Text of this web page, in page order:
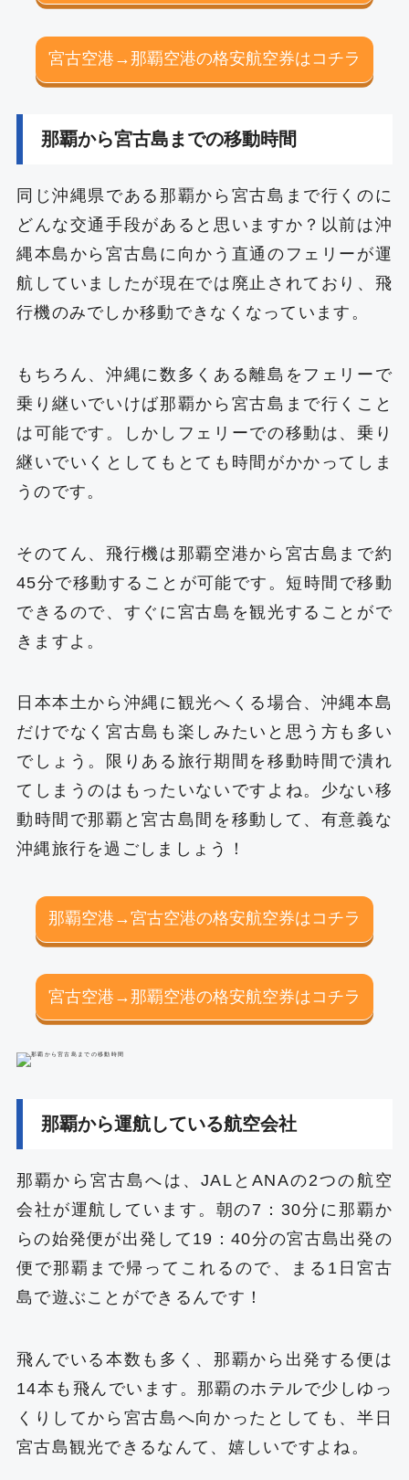
宮古空港→那覇空港の格安航空券はコチラ
那覇から宮古島までの移動時間
同じ沖縄県である那覇から宮古島まで行くのに
どんな交通手段があると思いますか？以前は沖
縄本島から宮古島に向かう直通のフェリーが運
航していましたが現在では廃止されており、飛
行機のみでしか移動できなくなっています。
もちろん、沖縄に数多くある離島をフェリーで
乗り継いでいけば那覇から宮古島まで行くこと
は可能です。しかしフェリーでの移動は、乗り
継いでいくとしてもとても時間がかかってしま
うのです。
そのてん、飛行機は那覇空港から宮古島まで約
45分で移動することが可能です。短時間で移動
できるので、すぐに宮古島を観光することがで
きますよ。
日本本土から沖縄に観光へくる場合、沖縄本島
だけでなく宮古島も楽しみたいと思う方も多い
でしょう。限りある旅行期間を移動時間で潰れ
てしまうのはもったいないですよね。少ない移
動時間で那覇と宮古島間を移動して、有意義な
沖縄旅行を過ごしましょう！
那覇空港→宮古空港の格安航空券はコチラ
宮古空港→那覇空港の格安航空券はコチラ
那覇から運航している航空会社
那覇から宮古島へは、JALとANAの2つの航空
会社が運航しています。朝の7：30分に那覇か
らの始発便が出発して19：40分の宮古島出発の
便で那覇まで帰ってこれるので、まる1日宮古
島で遊ぶことができるんです！
飛んでいる本数も多く、那覇から出発する便は
14本も飛んでいます。那覇のホテルで少しゆっ
くりしてから宮古島へ向かったとしても、半日
宮古島観光できるなんて、嬉しいですよね。